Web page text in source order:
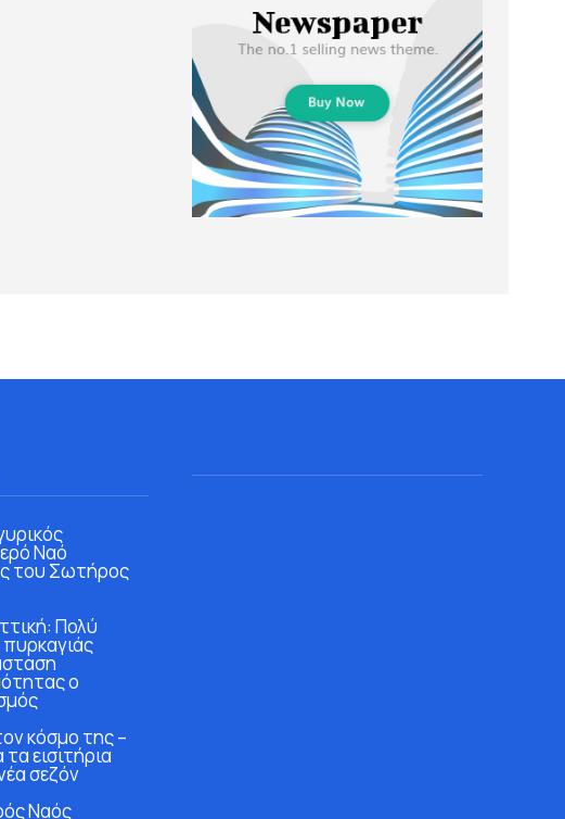
Ναό
του Σωτήρος
Πολύ
ο
κόσμο της –
εισιτήρια
σεζόν
Ναός